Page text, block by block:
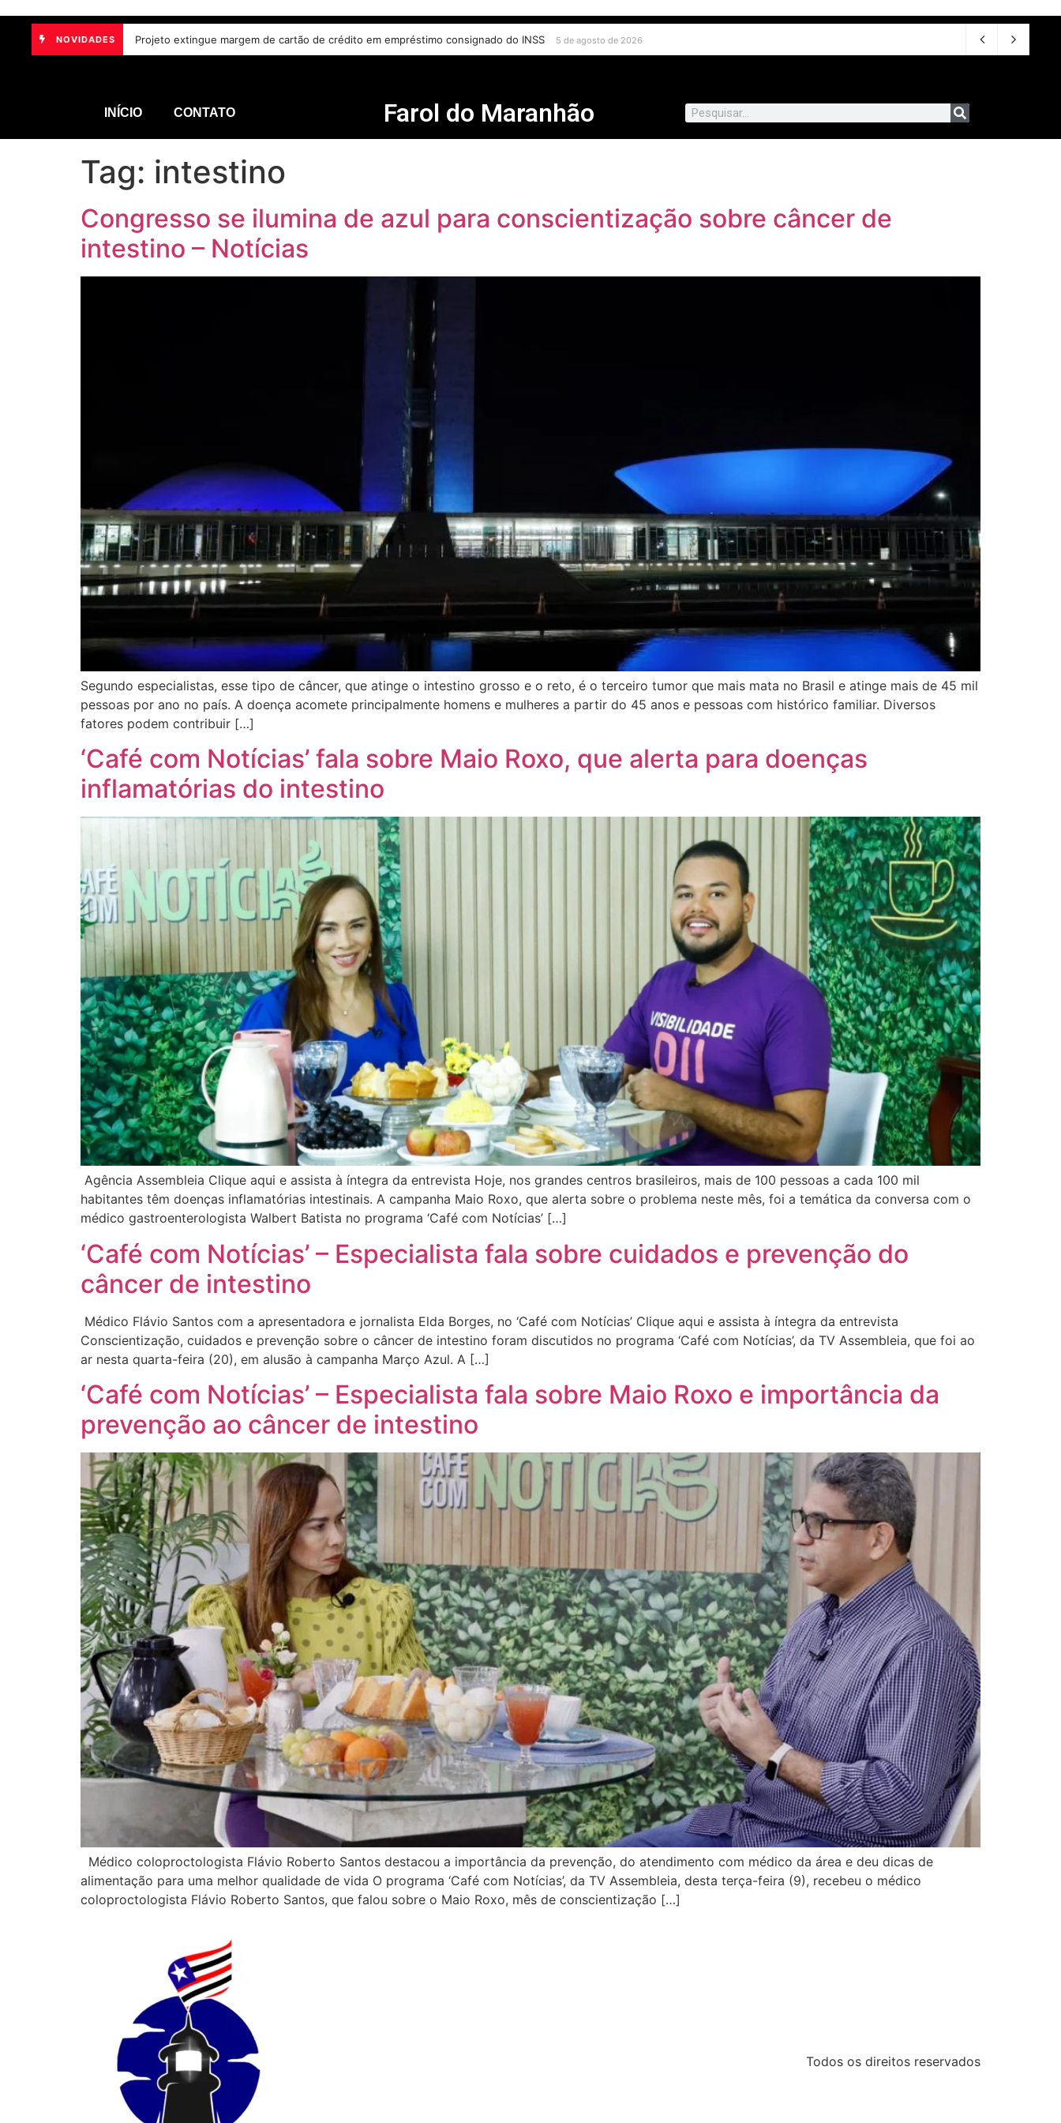
NOVIDADES União Brasil oficializa candidatos e reafirma apoio a Orleans Brandão ao Governo do Maranhão 5 de agosto de 2026
INÍCIO CONTATO Farol do Maranhão
Tag: intestino
Congresso se ilumina de azul para conscientização sobre câncer de
intestino – Notícias
Segundo especialistas, esse tipo de câncer, que atinge o intestino grosso e o reto, é o terceiro tumor que mais mata no Brasil e atinge mais de 45 mil
pessoas por ano no país. A doença acomete principalmente homens e mulheres a partir do 45 anos e pessoas com histórico familiar. Diversos
fatores podem contribuir […]
‘Café com Notícias’ fala sobre Maio Roxo, que alerta para doenças
inflamatórias do intestino
Agência Assembleia Clique aqui e assista à íntegra da entrevista Hoje, nos grandes centros brasileiros, mais de 100 pessoas a cada 100 mil
habitantes têm doenças inflamatórias intestinais. A campanha Maio Roxo, que alerta sobre o problema neste mês, foi a temática da conversa com o
médico gastroenterologista Walbert Batista no programa ‘Café com Notícias’ […]
‘Café com Notícias’ – Especialista fala sobre cuidados e prevenção do
câncer de intestino
Médico Flávio Santos com a apresentadora e jornalista Elda Borges, no ‘Café com Notícias’ Clique aqui e assista à íntegra da entrevista
Conscientização, cuidados e prevenção sobre o câncer de intestino foram discutidos no programa ‘Café com Notícias’, da TV Assembleia, que foi ao
ar nesta quarta-feira (20), em alusão à campanha Março Azul. A […]
‘Café com Notícias’ – Especialista fala sobre Maio Roxo e importância da
prevenção ao câncer de intestino
Médico coloproctologista Flávio Roberto Santos destacou a importância da prevenção, do atendimento com médico da área e deu dicas de
alimentação para uma melhor qualidade de vida O programa ‘Café com Notícias’, da TV Assembleia, desta terça-feira (9), recebeu o médico
coloproctologista Flávio Roberto Santos, que falou sobre o Maio Roxo, mês de conscientização […]
Todos os direitos reservados